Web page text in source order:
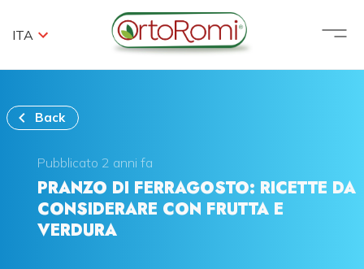
ITA
Back
Pubblicato 2 anni fa
PRANZO DI FERRAGOSTO: RICETTE DA
CONSIDERARE CON FRUTTA E
VERDURA